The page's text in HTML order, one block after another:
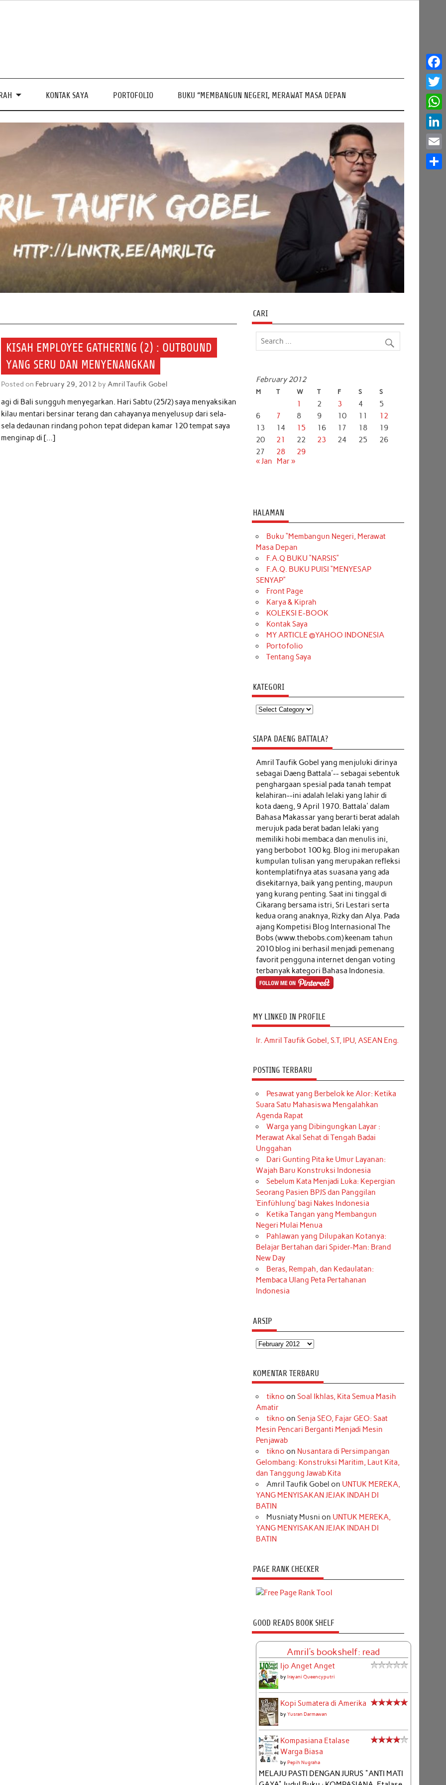
KONTAK SAYA PORTOFOLIO BUKU “MEMBANGUN NEGERI, MERAWAT MASA DEPAN
KISAH EMPLOYEE GATHERING (2) : OUTBOUND
YANG SERU DAN MENYENANGKAN
Posted on February 29, 2012 byAmril Taufik Gobel
agi di Bali sungguh menyegarkan. Hari Sabtu (25/2) saya menyaksikan
kilau mentari bersinar terang dan cahayanya menyelusup dari sela-
sela dedaunan rindang pohon tepat didepan kamar 120 tempat saya
menginap di […]
CARI
February 2012
M T W T F S S
1 2 3 4
5
6
7 8 9 10 11
12
13
14 15 16 17 18
19
20
21 22 23 24 25
26
27
28
29
« Jan
Mar »
HALAMAN
Buku “Membangun Negeri, Merawat
Masa Depan
F.A.Q BUKU “NARSIS”
F.A.Q. BUKU PUISI “MENYESAP
SENYAP”
Front Page
Karya & Kiprah
KOLEKSI E-BOOK
Kontak Saya
MY ARTICLE @YAHOO INDONESIA
Portofolio
Tentang Saya
KATEGORI
Kategori
SIAPA DAENG BATTALA?
Amril Taufik Gobel yang menjuluki dirinya
sebagai Daeng Battala'-- sebagai sebentuk
penghargaan spesial pada tanah tempat
kelahiran--ini adalah lelaki yang lahir di
kota daeng, 9 April 1970. Battala' dalam
Bahasa Makassar yang berarti berat adalah
merujuk pada berat badan lelaki yang
memiliki hobi membaca dan menulis ini,
yang berbobot 100 kg. Blog ini merupakan
kumpulan tulisan yang merupakan refleksi
kontemplatifnya atas suasana yang ada
disekitarnya, baik yang penting, maupun
yang kurang penting. Saat ini tinggal di
Cikarang bersama istri, Sri Lestari serta
kedua orang anaknya, Rizky dan Alya. Pada
ajang Kompetisi Blog Internasional The
Bobs (www.thebobs.com) keenam tahun
2010 blog ini berhasil menjadi pemenang
favorit pengguna internet dengan voting
terbanyak kategori Bahasa Indonesia.
MY LINKED IN PROFILE
Ir. Amril Taufik Gobel, S.T, IPU, ASEAN Eng.
POSTING TERBARU
Pesawat yang Berbelok ke Alor: Ketika
Suara Satu Mahasiswa Mengalahkan
Agenda Rapat
Warga yang Dibingungkan Layar :
Merawat Akal Sehat di Tengah Badai
Unggahan
Dari Gunting Pita ke Umur Layanan:
Wajah Baru Konstruksi Indonesia
Sebelum Kata Menjadi Luka: Kepergian
Seorang Pasien BPJS dan Panggilan
‘Einfühlung’ bagi Nakes Indonesia
Ketika Tangan yang Membangun
Negeri Mulai Menua
Pahlawan yang Dilupakan Kotanya:
Belajar Bertahan dari Spider-Man: Brand
New Day
Beras, Rempah, dan Kedaulatan:
Membaca Ulang Peta Pertahanan
Indonesia
ARSIP
Arsip
KOMENTAR TERBARU
tikno on Soal Ikhlas, Kita Semua Masih
Amatir
tikno on Senja SEO, Fajar GEO: Saat
Mesin Pencari Berganti Menjadi Mesin
Penjawab
tikno on Nusantara di Persimpangan
Gelombang: Konstruksi Maritim, Laut Kita,
dan Tanggung Jawab Kita
Amril Taufik Gobel on UNTUK MEREKA,
YANG MENYISAKAN JEJAK INDAH DI
BATIN
Musniaty Musni on UNTUK MEREKA,
YANG MENYISAKAN JEJAK INDAH DI
BATIN
PAGE RANK CHECKER
GOOD READS BOOK SHELF
Amril's bookshelf: read
Ijo Anget Anget
by Irayani Queencyputri
Kopi Sumatera di Amerika
by Yusran Darmawan
Kompasiana Etalase
Warga Biasa
by Pepih Nugraha
MELAJU PASTI DENGAN JURUS "ANTI MATI
Email